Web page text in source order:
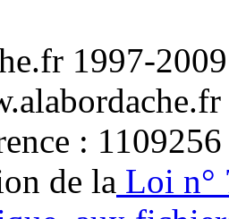
1997-
: 1109256
de la Loi n°